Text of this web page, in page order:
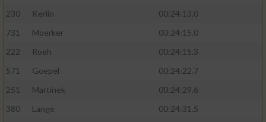
230
Kerlin
00:24:13.0
731
Moerker
00:24:15.0
222
Roeh
00:24:15.3
571
Goepel
00:24:22.7
251
Martinek
00:24:29.6
380
Lange
00:24:31.5